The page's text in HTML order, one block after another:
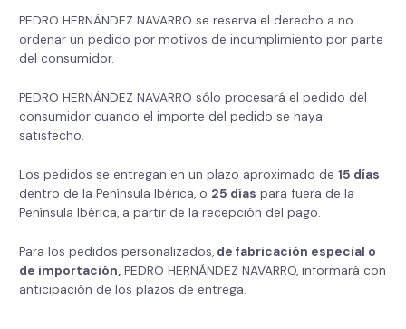
PEDRO HERNÁNDEZ NAVARRO se reserva el derecho a no
ordenar un pedido por motivos de incumplimiento por parte
del consumidor.
PEDRO HERNÁNDEZ NAVARRO sólo procesará el pedido del
consumidor cuando el importe del pedido se haya
satisfecho.
Los pedidos se entregan en un plazo aproximado de15 días
dentro de la Península Ibérica, o 25 días para fuera de la
Península Ibérica, a partir de la recepción del pago.
Para los pedidos personalizados, de fabricación especial o
de importación, PEDRO HERNÁNDEZ NAVARRO, informará con
anticipación de los plazos de entrega.